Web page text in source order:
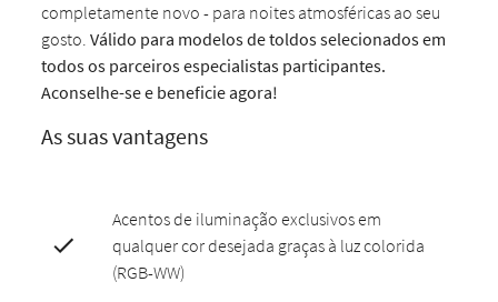
completamente novo - para noites atmosféricas ao seu
gosto.Válido para modelos de toldos selecionados em
todos os parceiros especialistas participantes.
Aconselhe-se e beneficie agora!
As suas vantagens
Acentos de iluminação exclusivos em
qualquer cor desejada graças à luz colorida
(RGB-WW)